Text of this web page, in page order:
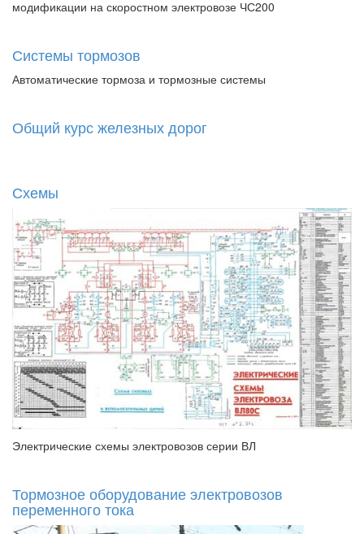
модификации на скоростном электровозе ЧС200
Системы тормозов
Автоматические тормоза и тормозные системы
Общий курс железных дорог
Схемы
Электрические схемы электровозов серии ВЛ
Тормозное оборудование электровозов
переменного тока